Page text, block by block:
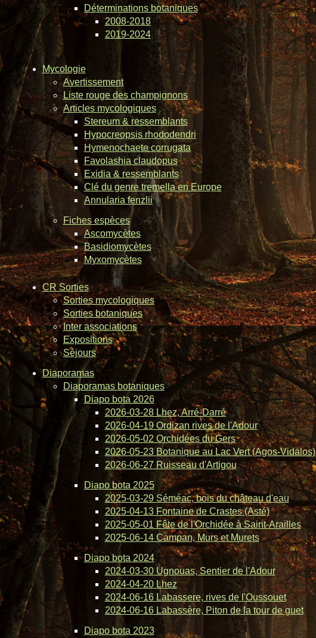
Déterminations botaniques
2008-2018
2019-2024
Mycologie
Avertissement
Liste rouge des champignons
Articles mycologiques
Stereum & ressemblants
Hypocreopsis rhododendri
Hymenochaete corrugata
Favolashia claudopus
Exidia & ressemblants
Clé du genre tremella en Europe
Annularia fenzlii
Fiches espèces
Ascomycètes
Basidiomycètes
Myxomycètes
CR Sorties
Sorties mycologiques
Sorties botaniques
Inter associations
Expositions
Séjours
Diaporamas
Diaporamas botaniques
Diapo bota 2026
2026-03-28 Lhez, Arré-Darré
2026-04-19 Ordizan rives de l'Adour
2026-05-02 Orchidées du Gers
2026-05-23 Botanique au Lac Vert (Agos-Vidalos)
2026-06-27 Ruisseau d'Artigou
Diapo bota 2025
2025-03-29 Séméac, bois du château d'eau
2025-04-13 Fontaine de Crastes (Asté)
2025-05-01 Fête de l'Orchidée à Saint-Arailles
2025-06-14 Campan, Murs et Murets
Diapo bota 2024
2024-03-30 Ugnouas, Sentier de l'Adour
2024-04-20 Lhez
2024-06-16 Labassere, rives de l'Oussouet
2024-06-16 Labassère, Piton de la tour de guet
Diapo bota 2023